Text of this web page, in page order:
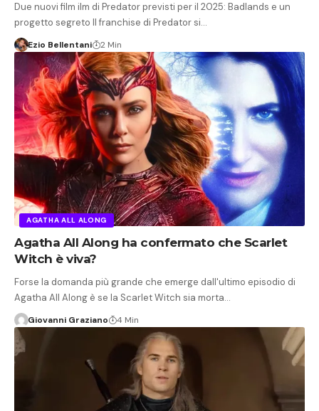
Due nuovi film ilm di Predator previsti per il 2025: Badlands e un
progetto segreto Il franchise di Predator si…
Ezio Bellentani 2 Min
AGATHA ALL ALONG
Agatha All Along ha confermato che Scarlet
Witch è viva?
Forse la domanda più grande che emerge dall'ultimo episodio di
Agatha All Along è se la Scarlet Witch sia morta…
Giovanni Graziano 4 Min